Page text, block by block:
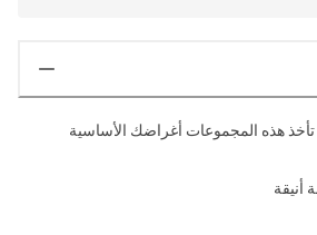
هذه المجموعات أغراضك الأساسية
أنيقة